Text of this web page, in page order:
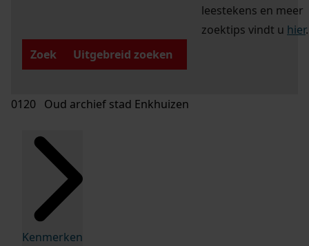
leestekens en meer
zoektips vindt u hier.
Zoek
Uitgebreid zoeken
0120 Oud archief stad Enkhuizen
Kenmerken